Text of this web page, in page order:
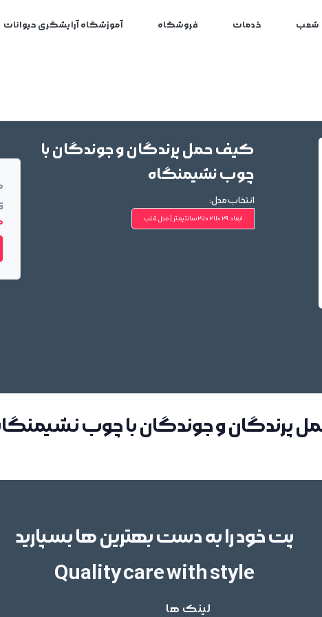
شعب خدمات فروشگاه آموزشگاه آرایشگری حیوانات
کیف حمل پرندگان و جوندگان با
چوب نشیمنگاه
انتخاب مدل:
ابعاد 29×27×27سانتیمتر | مدل قلب
پرندگان و جوندگان با چوب
پت خود را به دست بهترین ها بسپارید
Quality care with style
لینک ها